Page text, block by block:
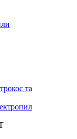
та